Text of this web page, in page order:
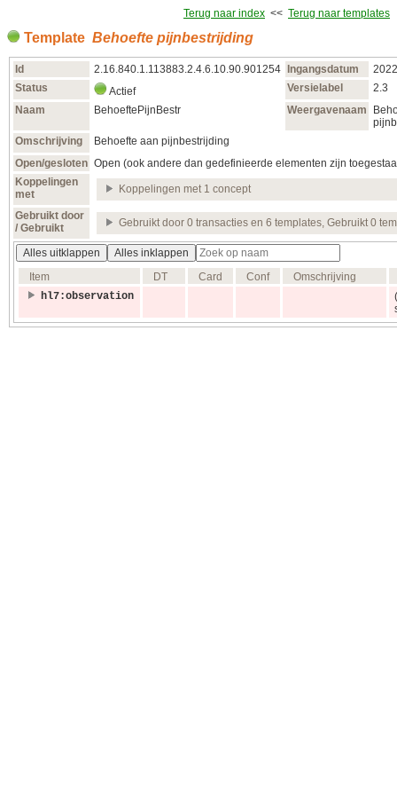
Terug naar index << Terug naar templates
Template Behoefte pijnbestrijding
Id 2.16.840.1.113883.2.4.6.10.90.901254 Ingangsdatum
Status
Actief Versielabel
2.3
Naam
BehoeftePijnBestr Weergavenaam
Omschrijving
Behoefte aan pijnbestrijding
Open/gesloten Open (ook andere dan gedefinieerde elementen zijn
Koppelingen
met
Koppelingen met 1 concept
Gebruikt door
/ Gebruikt
Gebruikt door 0 transacties en 6 templates, Gebruikt 0
Alles uitklappen
Alles inklappen
Item
DT Card Conf
Omschrijving
hl7:observation